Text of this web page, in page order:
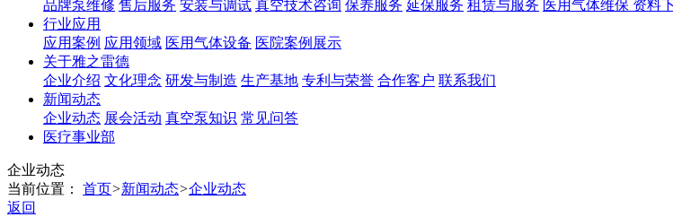
品牌泵维修 售后服务 安装与调试 真空技术咨询 保养服务 延保服务 租赁与服务 医用气体维保 资料
行业应用
应用案例 应用领域 医用气体设备 医院案例展示
关于雅之雷德
企业介绍 文化理念 研发与制造 生产基地 专利与荣誉 合作客户 联系我们
新闻动态
企业动态 展会活动 真空泵知识 常见问答
医疗事业部
企业动态
当前位置：
首页>新闻动态>企业动态
返回